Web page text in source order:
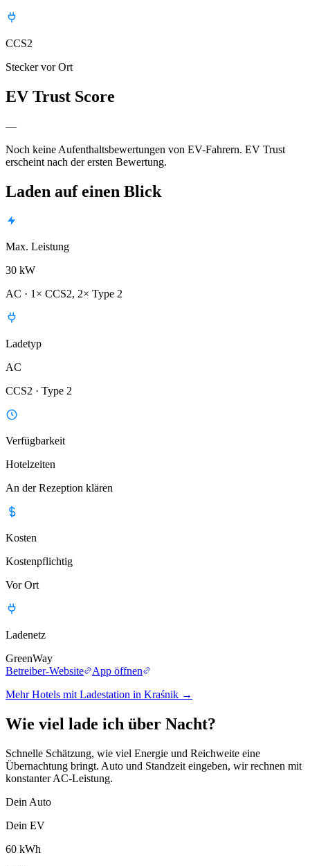
CCS2
Stecker vor Ort
EV Trust Score
—
Noch keine Aufenthaltsbewertungen von EV-Fahrern. EV Trust
erscheint nach der ersten Bewertung.
Laden auf einen Blick
Max. Leistung
30 kW
AC · 1× CCS2, 2× Type 2
Ladetyp
AC
CCS2 · Type 2
Verfügbarkeit
Hotelzeiten
An der Rezeption klären
Kosten
Kostenpflichtig
Vor Ort
Ladenetz
GreenWay
Betreiber-Website
App öffnen
Mehr Hotels mit Ladestation in Kraśnik →
Wie viel lade ich über Nacht?
Schnelle Schätzung, wie viel Energie und Reichweite eine
Übernachtung bringt. Auto und Standzeit eingeben, wir rechnen mit
konstanter AC-Leistung.
Dein Auto
Dein EV
60 kWh